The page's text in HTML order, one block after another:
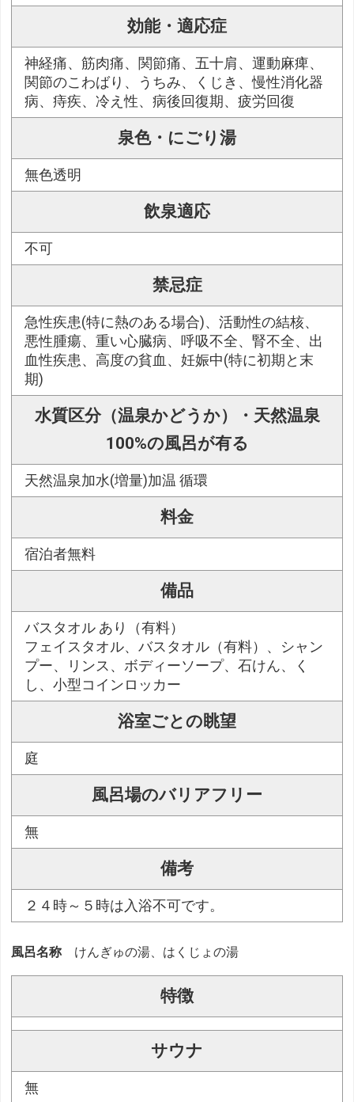
効能・適応症
神経痛、筋肉痛、関節痛、五十肩、運動麻痺、
関節のこわばり、うちみ、くじき、慢性消化器
病、痔疾、冷え性、病後回復期、疲労回復
泉色・にごり湯
無色透明
飲泉適応
不可
禁忌症
急性疾患(特に熱のある場合)、活動性の結核、
悪性腫瘍、重い心臓病、呼吸不全、腎不全、出
血性疾患、高度の貧血、妊娠中(特に初期と末
期)
水質区分（温泉かどうか）・天然温泉
100%の風呂が有る
天然温泉加水(増量)加温 循環
料金
宿泊者無料
備品
バスタオル あり（有料）
フェイスタオル、バスタオル（有料）、シャン
プー、リンス、ボディーソープ、石けん、く
し、小型コインロッカー
浴室ごとの眺望
庭
風呂場のバリアフリー
無
備考
２４時～５時は入浴不可です。
風呂名称 けんぎゅの湯、はくじょの湯
特徴
サウナ
無